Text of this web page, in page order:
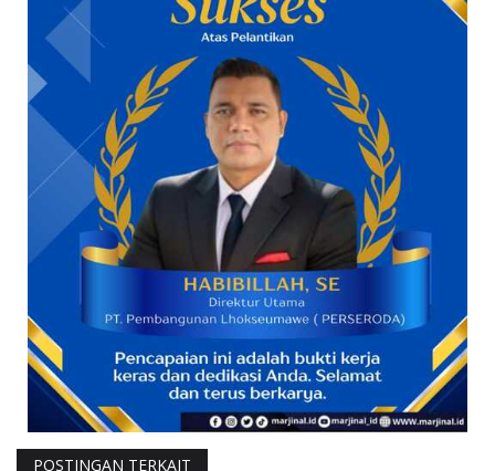
POSTINGAN TERKAIT